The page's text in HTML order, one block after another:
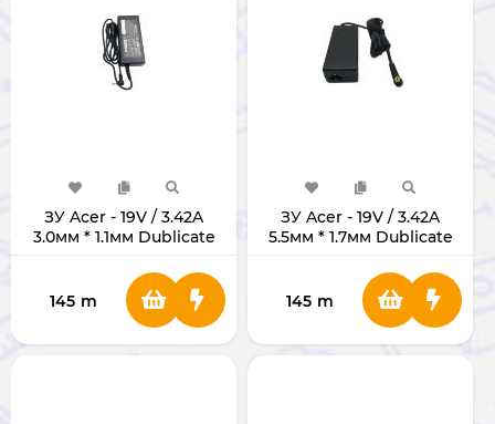
ЗУ Acer - 19V / 3.42A
3.0мм * 1.1мм Dublicate
145 m
ЗУ Acer - 19V / 3.42A
5.5мм * 1.7мм Dublicate
145 m